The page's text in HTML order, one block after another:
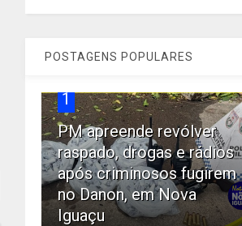
POSTAGENS POPULARES
1
PM apreende revólver
raspado, drogas e rádios
após criminosos fugirem
no Danon, em Nova
Iguaçu